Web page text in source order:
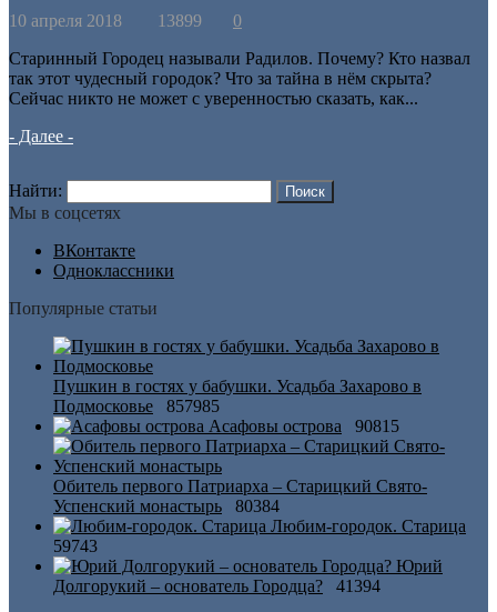
10 апреля 2018 13899 0
Старинный Городец называли Радилов. Почему? Кто назвал
так этот чудесный городок? Что за тайна в нём скрыта?
Сейчас никто не может с уверенностью сказать, как...
- Далее -
Найти:
Мы в соцсетях
ВКонтакте
Одноклассники
Популярные статьи
Пушкин в гостях у бабушки. Усадьба Захарово в
Подмосковье
857985
Асафовы острова
90815
Обитель первого Патриарха – Старицкий Свято-
Успенский монастырь
80384
Любим-городок. Старица
59743
Юрий
Долгорукий – основатель Городца?
41394